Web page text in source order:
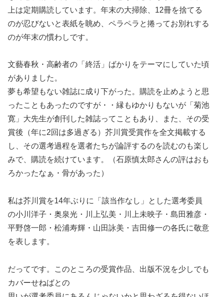
上は定期購読しています。年末の大掃除、12冊を捨てる
のが忍びないと表紙を眺め、ペラペラと捲ってお別れする
のが年末の慣わしです。
文藝春秋・高齢者の「終活」ばかりをテーマにしていた頃
がありました。
夢も希望もない雑誌に成り下がった。購読を止めようと思
ったこともあったのですが・・縁もゆかりもないが「菊池
寛」大先生が創刊した雑誌ってこともあり、また、その受
賞後（年に2回は多過ぎる）芥川賞受賞作を全文掲載する
し、その選考過程を選者たちが論評するのを読むのも楽し
みで、購読を続けています。（石原慎太郎さんの評はおも
ろかったなぁ・骨があった）
私は芥川賞を14年ぶりに「該当作なし」とした選考委員
の小川洋子・奥泉光・川上弘美・川上未映子・島田雅彦・
平野啓一郎・松浦寿輝・山田詠美・吉田修一の各氏に敬意
を表します。
だってです。このところの受賞作品、出版不況を少しでも
カバーせねばとの